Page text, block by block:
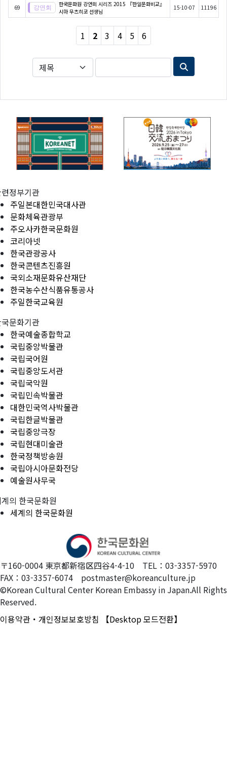
69
한국문화원 강연회 시리즈 2015 『한일문화비교』
시마 무츠히코 선생님
15-10-07 11196
1 2 3 4 5 6
정부기관
주일본대한민국대사관
문화체육관광부
주오사카한국문화원
코리아넷
한국관광공사
한국콘텐츠진흥원
국외소재문화유산재단
한국농수산식품유통공사
주일한국교육원
문화기관
한국예술종합학교
국립중앙박물관
국립국어원
국립중앙도서관
국립국악원
국립민속박물관
대한민국역사박물관
국립한글박물관
국립중앙극장
국립현대미술관
한국정책방송원
국립아시아문화전당
예술원사무국
의 한국문화원
세계의 한국문화원
〒160-0004 東京都新宿区四谷4-4-10 TEL：03-3357-5970
FAX：03-3357-6074 postmaster@koreanculture.jp
©Korean Cultural Center Korean Embassy in Japan.All Rights
Reserved.
이용약관・개인정보보호방침
【Desktop 모드전환】